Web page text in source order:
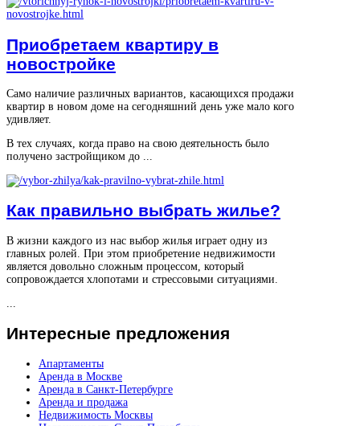
Приобретаем квартиру в
новостройке
Само наличие различных вариантов, касающихся продажи
квартир в новом доме на сегодняшний день уже мало кого
удивляет.
В тех случаях, когда право на свою деятельность было
получено застройщиком до ...
Как правильно выбрать жилье?
В жизни каждого из нас выбор жилья играет одну из
главных ролей. При этом приобретение недвижимости
является довольно сложным процессом, который
сопровождается хлопотами и стрессовыми ситуациями.
Интересные предложения
Апартаменты
Аренда в Москве
Аренда в Санкт-Петербурге
Аренда и продажа
Недвижимость Москвы